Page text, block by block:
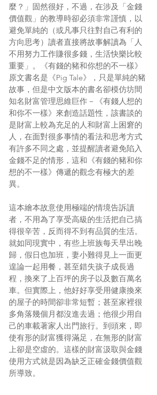
麼？」固然很好，不過，在涉及「金錢
價值觀」的教導時卻必須非常謹慎，以
避免單純的（或凡事只往對自己有利的
方向思考）讀者直接將故事解讀為「人
不用努力工作賺很多錢，生活快樂比較
重要」。《有錢的豬和你想的不一樣》
原文書名是《Pig Tale》，只是單純的豬
故事，但是中文版本的書名卻模仿坊間
知名財富管理思維巨作－《有錢人想的
和你不一樣》來創造話題性，該書談的
是財富上較為充足的人和財富上困窘的
人，在面對很多事情的看法和思考方式
有許多不同之處，並提醒讀者避免陷入
金錢不足的情形，這和《有錢的豬和你
想的不一樣》傳遞的觀念有極大的差
異。
這本繪本故意使用極端的情境告訴讀
者，不用為了享受高級的生活把自己搞
得很辛苦，反而得不到有品質的生活。
就如同現實中，有些上班族每天早出晚
歸，假日也加班，妻小難得見上一面更
遑論一起用餐，甚至錯失孩子成長過
程，換來了上百坪的房子以及數百萬名
車。但實際上，他好好享受用健康換來
的屋子的時間卻非常短暫；甚至家裡很
多角落幾個月都沒進去過；他很少用自
己的車載著家人出門旅行。到頭來，即
使有形的財富獲得滿足，在無形的財富
上卻是空虛的。這樣的財富汲取與金錢
使用方式就是因為缺乏正確金錢價值觀
所導致。